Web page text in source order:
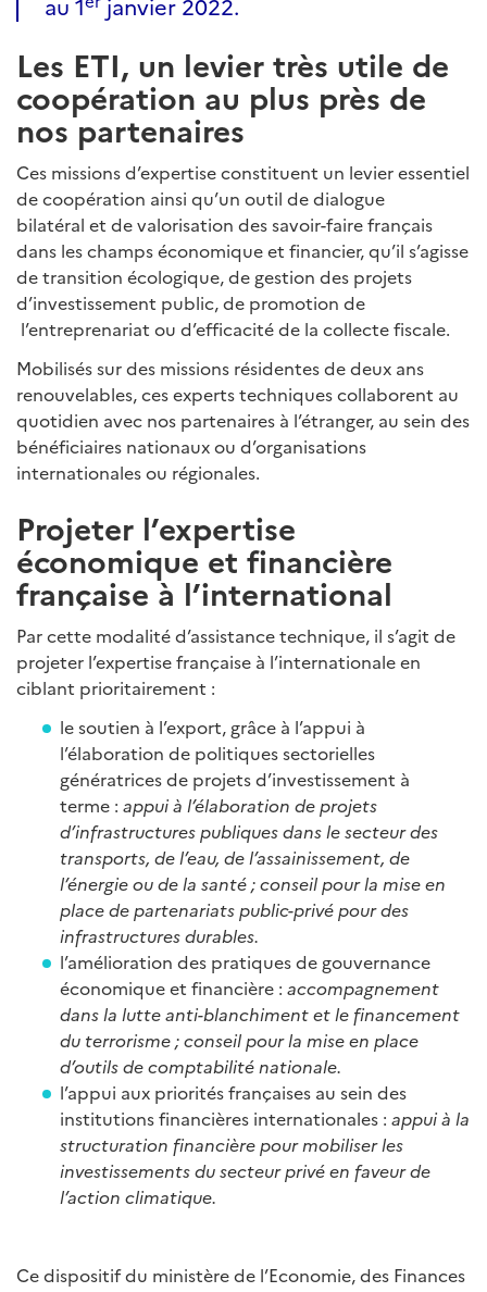
Les ETI, un levier très utile de
coopération au plus près de
nos partenaires
Ces missions d’expertise constituent un levier essentiel
de coopération ainsi qu’un outil de dialogue
bilatéral et de valorisation des savoir-faire français
dans les champs économique et financier, qu’il s’agisse
de transition écologique, de gestion des projets
d’investissement public, de promotion de
l’entreprenariat ou d’efficacité de la collecte fiscale.
Mobilisés sur des missions résidentes de deux ans
renouvelables, ces experts techniques collaborent au
quotidien avec nos partenaires à l’étranger, au sein des
bénéficiaires nationaux ou d’organisations
internationales ou régionales.
Projeter l’expertise
économique et financière
française à l’international
Par cette modalité d’assistance technique, il s’agit de
projeter l’expertise française à l’internationale en
ciblant prioritairement :
le soutien à l’export, grâce à l’appui à
l’élaboration de politiques sectorielles
génératrices de projets d’investissement à
terme : appui à l’élaboration de projets
d’infrastructures publiques dans le secteur des
transports, de l’eau, de l’assainissement, de
l’énergie ou de la santé ;conseil pour la mise en
place de partenariats public-privé pour des
infrastructures durables.
l’amélioration des pratiques de gouvernance
économique et financière : accompagnement
dans la lutte anti-blanchiment et le financement
du terrorisme ;conseil pour la mise en place
d’outils de comptabilité nationale.
l’appui aux priorités françaises au sein des
institutions financières internationales : appui à la
structuration financière pour mobiliser les
investissements du secteur privé en faveur de
l’action climatique.
Ce dispositif du ministère de l’Economie, des Finances